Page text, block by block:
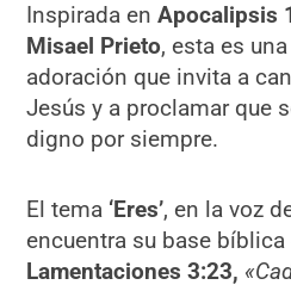
Inspirada enApocalipsis
Misael Prieto, esta es
adoración que invita a
Jesús y a proclamar que
digno por siempre.
El tema ‘Eres’, en la voz
encuentra su base
Lamentaciones 3:23,